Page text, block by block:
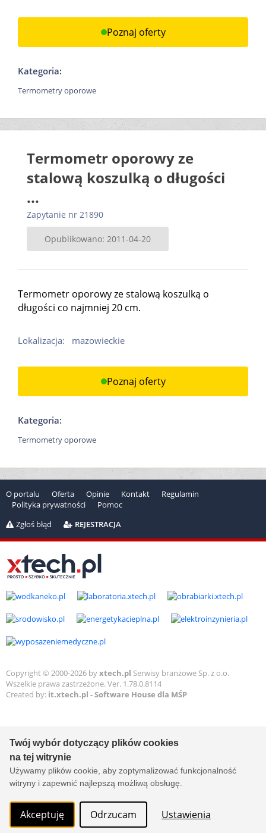
Twój wybór dotyczący plików cookies
na tej witrynie
Używamy plików cookie, aby zoptymalizować funkcjonalność
witryny i zapewnić najlepszą możliwą obsługę.
Akceptuję Odrzucam Ustawienia
Poznaj oferty
Kategoria:
Termometry oporowe
Termometr oporowy ze
stalową koszulką o długości
...
Zapytanie nr 21890
Opublikowano: 2011-04-20
Termometr oporowy ze stalową koszulką o
długości co najmniej 20 cm.
Lokalizacja: mazowieckie
Poznaj oferty
Kategoria:
Termometry oporowe
O portalu Oferta Opinie Kontakt
Regulamin
Polityka prywatności
Pomoc
Zgłoś błąd
REJESTRACJA
Copyright © 2000-2026 byxtech.pl Serwisy branżowe Sp. z o.o.
Wszelkie prawa zastrzeżone. Ver. 1.78.0.8114
Created by: it.xtech.pl - Software House dla MŚP